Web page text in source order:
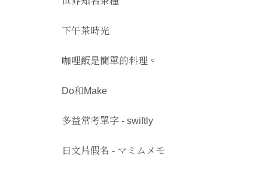
下午茶時光
咖哩飯是簡單的料理。
Do和Make
多益常考單字 - swiftly
日文片假名 - マミムメモ